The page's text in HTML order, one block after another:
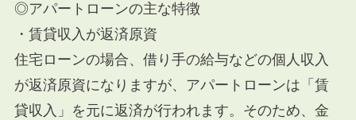
◎アパートローンの主な特徴
・賃貸収入が返済原資
住宅ローンの場合、借り手の給与などの個人収入
が返済原資になりますが、アパートローンは「賃
貸収入」を元に返済が行われます。そのため、金